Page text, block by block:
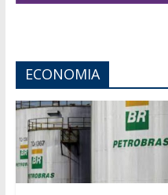
ECONOMIA